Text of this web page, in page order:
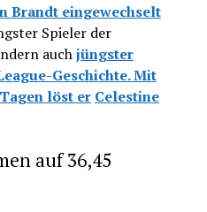
Brandt eingewechselt
Spieler der
auchjüngster
Geschichte. Mit
löst er Celestine
auf 36,45